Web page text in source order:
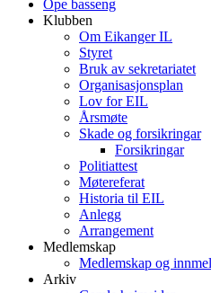
Ope basseng
Klubben
Om Eikanger IL
Styret
Bruk av sekretariatet
Organisasjonsplan
Lov for EIL
Årsmøte
Skade og forsikringar
Forsikringar
Politiattest
Møtereferat
Historia til EIL
Anlegg
Arrangement
Medlemskap
Medlemskap og
Arkiv